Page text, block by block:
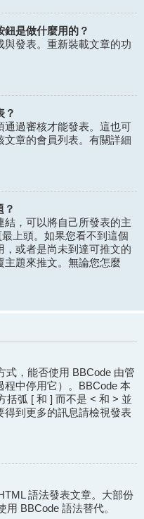
是做什麼用的？
發表。重新裝載文章的功
？
通過審核才能發表。這也可
章的會員列表。有關詳細
？
，可以將自己所發表的主
上頭。如果您看不到這個
或者是尚未到達可推文的
主題來推文。無論您怎麼
式，能否使用 BBCode 由管
中停用它）。BBCode 本
括弧 [ 和 ] 而不是 < 和 > 並
得到更多的訊息請檢視發表
語法發表文章。大部份
BBCode 語法替代。